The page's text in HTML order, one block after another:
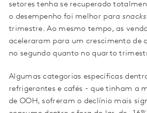
setores tenha se recuperado
o desempenho foi melhor para snacks
trimestre. Ao mesmo tempo, as
aceleraram para um crescimento de
no segundo quanto no quarto
Algumas categorias específicas
refrigerantes e cafés - que tinham a
de OOH, sofreram o declínio mais